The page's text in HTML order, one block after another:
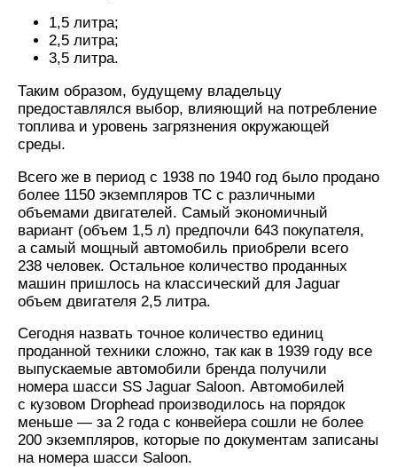
1,5 литра;
2,5 литра;
3,5 литра.
Таким образом, будущему владельцу
предоставлялся выбор, влияющий на потребление
топлива и уровень загрязнения окружающей
среды.
Всего же в период с 1938 по 1940 год было продано
более 1150 экземпляров ТС с различными
объемами двигателей. Самый экономичный
вариант (объем 1,5 л) предпочли 643 покупателя,
а самый мощный автомобиль приобрели всего
238 человек. Остальное количество проданных
машин пришлось на классический для Jaguar
объем двигателя 2,5 литра.
Сегодня назвать точное количество единиц
проданной техники сложно, так как в 1939 году все
выпускаемые автомобили бренда получили
номера шасси SS Jaguar Saloon. Автомобилей
с кузовом Drophead производилось на порядок
меньше — за 2 года с конвейера сошли не более
200 экземпляров, которые по документам записаны
на номера шасси Saloon.